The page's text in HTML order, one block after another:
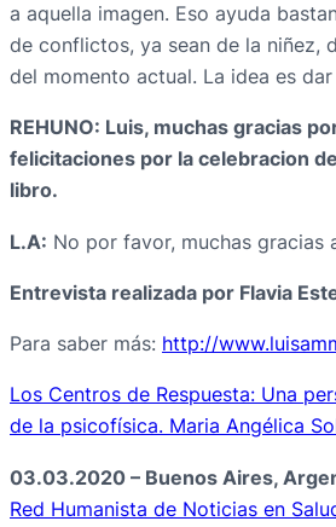
a aquella imagen. Eso ayuda
de conflictos, ya sean de la niñez,
del momento actual. La idea es
REHUNO: Luis, muchas gracias
felicitaciones por la celebracion
libro.
L.A: No por favor, muchas gracias
Entrevista realizada por Flavia
Para saber más: http://
Los Centros de Respuesta: Una
de la psicofísica. Maria Angélica
03.03.2020 – Buenos Aires,
Red Humanista de Noticias en